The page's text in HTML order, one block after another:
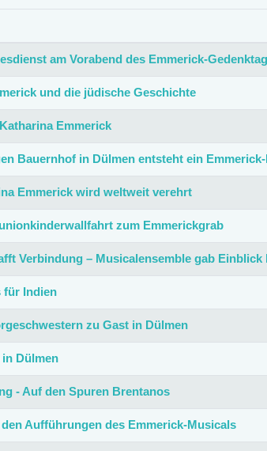
am Vorabend des Emmerick-
und die jüdische Geschichte
Emmerick
Bauernhof in Dülmen entsteht ein
Emmerick wird weltweit verehrt
zum Emmerickgrab
Verbindung – Musicalensemble gab
für Indien
zu Gast in Dülmen
in Dülmen
- Auf den Spuren Brentanos
Aufführungen des Emmerick-Musicals